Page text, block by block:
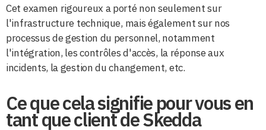
Cet examen rigoureux a porté non seulement sur
l'infrastructure technique, mais également sur nos
processus de gestion du personnel, notamment
l'intégration, les contrôles d'accès, la réponse aux
incidents, la gestion du changement, etc.
Ce que cela signifie pour vous en
tant que client de Skedda